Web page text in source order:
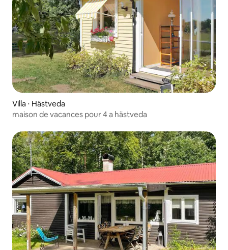
Villa ⋅ Hästveda
maison de vacances pour 4 a hästveda